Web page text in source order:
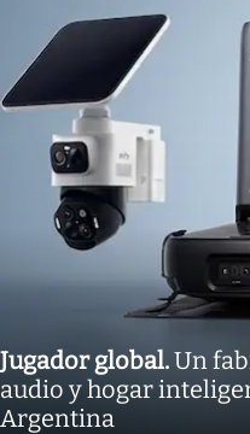
Jugador global.Un
audio y hogar
Argentina